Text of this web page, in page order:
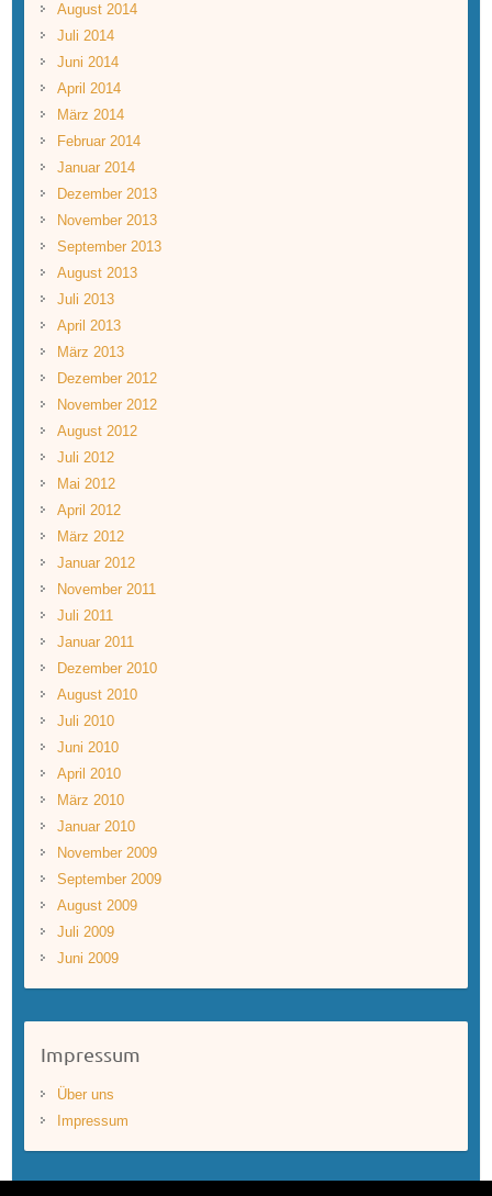
August 2014
Juli 2014
Juni 2014
April 2014
März 2014
Februar 2014
Januar 2014
Dezember 2013
November 2013
September 2013
August 2013
Juli 2013
April 2013
März 2013
Dezember 2012
November 2012
August 2012
Juli 2012
Mai 2012
April 2012
März 2012
Januar 2012
November 2011
Juli 2011
Januar 2011
Dezember 2010
August 2010
Juli 2010
Juni 2010
April 2010
März 2010
Januar 2010
November 2009
September 2009
August 2009
Juli 2009
Juni 2009
Impressum
Über uns
Impressum